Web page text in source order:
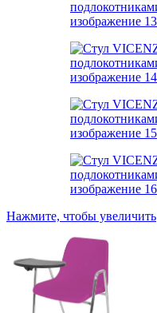
Нажмите, чтобы увеличить